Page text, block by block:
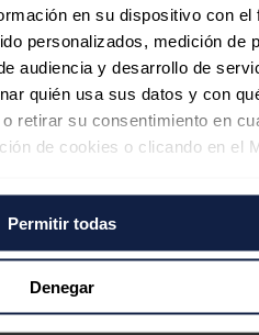
en su dispositivo con el
personalizados, medición de
audiencia y desarrollo de
quién usa sus datos y con
retirar su consentimiento en
de cookies o clicando en el
sobre su ubicación geográfica
de varios metros
analizándolo activamente
Permitir todas
Denegar
de
el 90% de su
según informe